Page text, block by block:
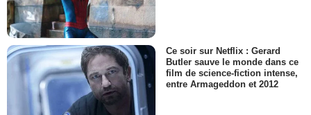
Ce soir sur Netflix : Gerard
Butler sauve le monde dans ce
film de science-fiction intense,
entre Armageddon et 2012